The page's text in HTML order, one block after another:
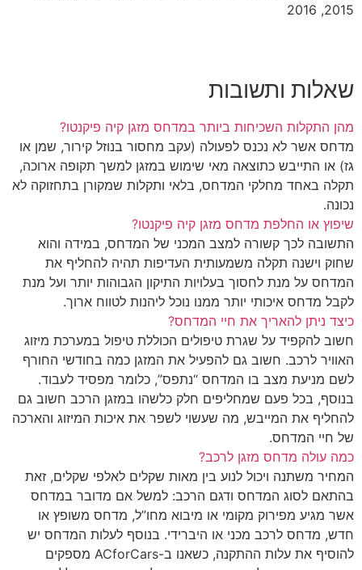
2015, 2016
שאלות ותשובות
מהן התקלות השכיחות ביותר במדחס מזגן קיה פיקנטו?
מדחס אשר לא נכנס לפעולה (עקב מחסור בנוזל קירור, שמן או
גז) או התייבש כתוצאה מאי שימוש במזגן למשך תקופה ארוכה,
תקלה באחד מחלקי המדחס, בלאי ותקלות שמקורן בתחזוקה לא
נכונה.
שיפוץ או החלפת מדחס מזגן קיה פיקנטו?
התשובה לכך קשורה למצב המכני של המדחס, במידה והוא
שחוק וישנה תקלה משמעותית העדיפות תהיה להחליף את
המדחס על מנת לחסוך בעלויות התיקון הגבוהות יותר ועל מנת
לקבל מדחס איכותי יותר ממנו נוכל ליהנות לטווח ארוך.
כיצד ניתן להאריך את חיי המדחס?
חשוב להקפיד על שגרת טיפולים הכוללת טיפול במערכת מיזוג
האוויר לרכב. חשוב גם להפעיל את המזגן כמה בחודשי החורף
לשם מניעת מצב בו המדחס “נתפס”, כלומר מפסיד לעבוד.
בנוסף, בכל פעם שמחליפים חלק כלשהו במזגן הרכב חשוב גם
להחליף את המייבש, מה שעשוי לשפר את איכות המיזוג והארכה
של חיי המדחס.
כמה עולה מדחס מזגן לרכב?
המחיר משתנה ויכול לנוע בין מאות שקלים לאלפי שקלים, זאת
בהתאם לסוג המדחס ודגם הרכב: למשל אם מדובר במדחס
אשר מגיע מפירוק מקומי או מיבוא מחו”ל, מדחס משופץ או
חדש, מדחס לרכב מכני או היברידי. בנוסף לעלות המדחס יש
להוסיף את עלות ההתקנה, כשאנו ב-ACforCars מספקים